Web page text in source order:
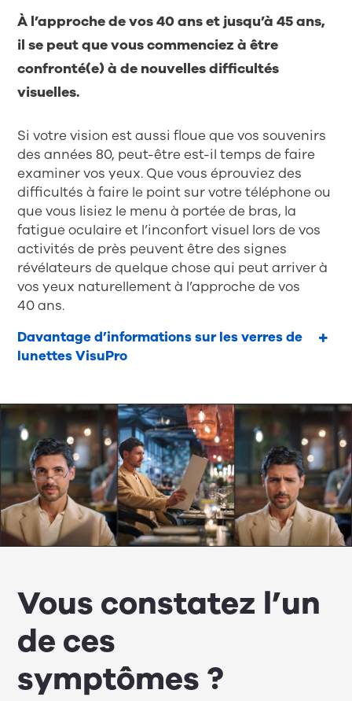
À l’approche de vos 40 ans et jusqu’à 45 ans,
il se peut que vous commenciez à être
confronté(e) à de nouvelles difficultés
visuelles.
Si votre vision est aussi floue que vos souvenirs
des années 80, peut-être est-il temps de faire
examiner vos yeux. Que vous éprouviez des
difficultés à faire le point sur votre téléphone ou
que vous lisiez le menu à portée de bras, la
fatigue oculaire et l’inconfort visuel lors de vos
activités de près peuvent être des signes
révélateurs de quelque chose qui peut arriver à
vos yeux naturellement à l’approche de vos
40 ans.
Davantage d’informations sur les verres de
lunettes VisuPro
Vous constatez l’un
de ces
symptômes ?